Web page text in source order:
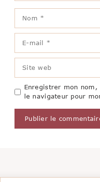
mail
web
Enregistrer mon
le navigateur pour